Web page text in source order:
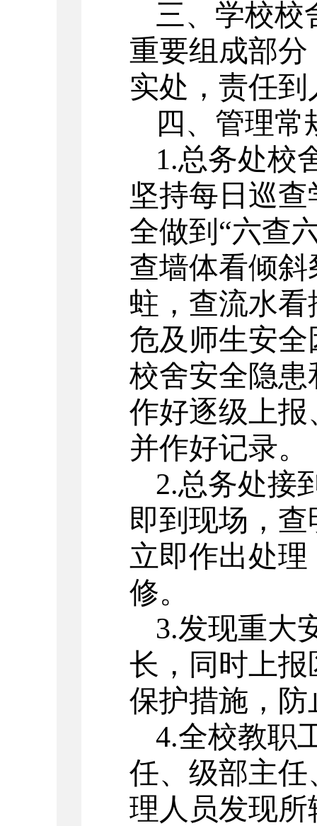
三、学校校
重要组成部
实处，责任到
四、管理常
1.总务处校
坚持每日巡
全做到“六查
查墙体看倾
蛀，查流水
危及师生安
校舍安全隐
作好逐级上
并作好记录。
2.总务处接
即到现场，
立即作出处
修。
3.发现重大
长，同时上
保护措施，
4.全校教职
任、级部主
理人员发现